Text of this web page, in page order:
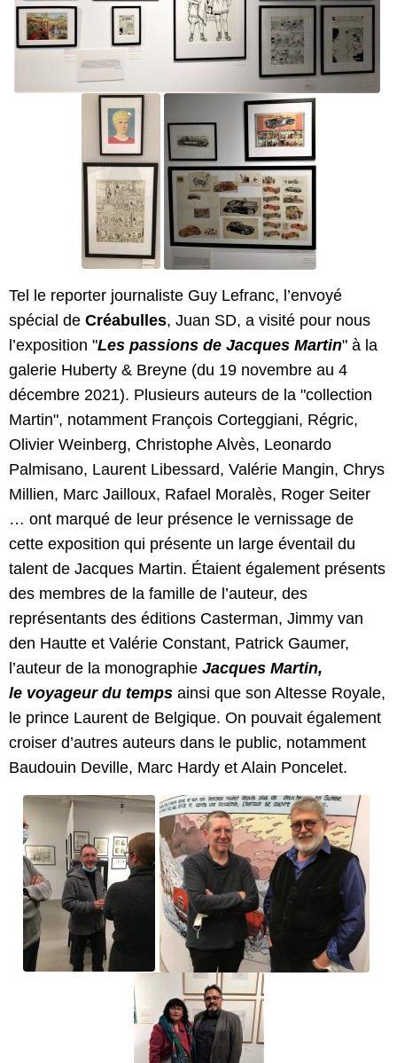
Tel le reporter journaliste Guy Lefranc, l’envoyé
spécial de Créabulles, Juan SD, a visité pour nous
l’exposition "Les passions de Jacques Martin" à la
galerie Huberty & Breyne (du 19 novembre au 4
décembre 2021). Plusieurs auteurs de la "collection
Martin", notamment François Corteggiani, Régric,
Olivier Weinberg, Christophe Alvès, Leonardo
Palmisano, Laurent Libessard, Valérie Mangin, Chrys
Millien, Marc Jailloux, Rafael Moralès, Roger Seiter
… ont marqué de leur présence le vernissage de
cette exposition qui présente un large éventail du
talent de Jacques Martin. Étaient également présents
des membres de la famille de l’auteur, des
représentants des éditions Casterman, Jimmy van
den Hautte et Valérie Constant, Patrick Gaumer,
l’auteur de la monographie Jacques Martin,
le voyageur du temps ainsi que son Altesse Royale,
le prince Laurent de Belgique. On pouvait également
croiser d’autres auteurs dans le public, notamment
Baudouin Deville, Marc Hardy et Alain Poncelet.